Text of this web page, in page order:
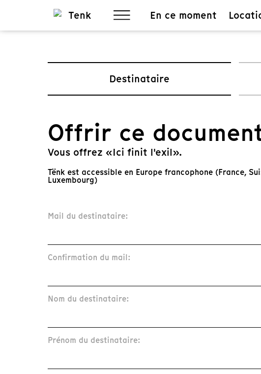
En ce moment
Destinataire
Offrir ce
Vous offrez «Ici finit l'exil».
Tënk est accessible en Europe francophone (France,
Luxembourg)
Mail du destinataire:
Confirmation du mail:
Nom du destinataire:
Prénom du destinataire: